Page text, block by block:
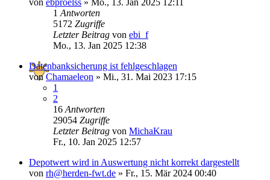
1 Antworten
5172 Zugriffe
Letzter Beitrag von ebi_f
Mo., 13. Jan 2025 12:38
Datenbanksicherung ist fehlgeschlagen
vonChamaeleon » Mi., 31. Mai 2023 17:15
1
2
16 Antworten
29054 Zugriffe
Letzter Beitrag von MichaKrau
Fr., 10. Jan 2025 12:57
Depotwert wird in Auswertung nicht korrekt dargestellt
von rh@herden-fwt.de » Fr., 15. Mär 2024 00:40